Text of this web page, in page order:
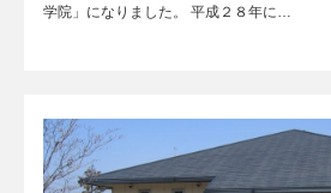
学院」になりました。 平成２８年に…